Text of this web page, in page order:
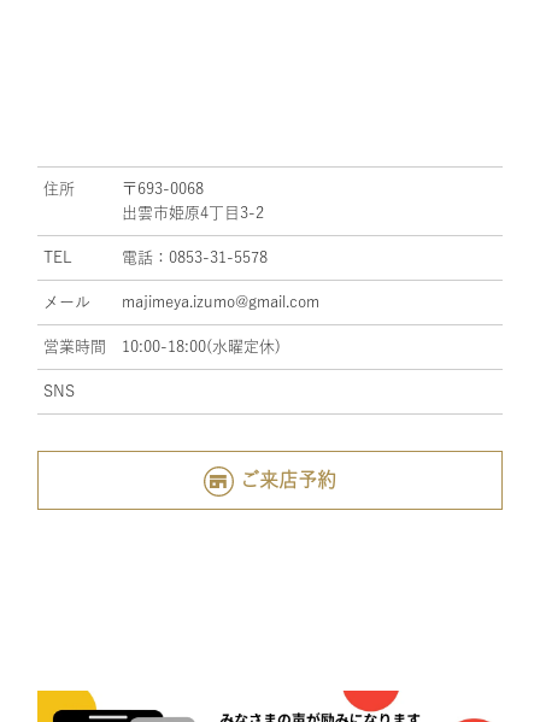
住所
〒693-0068
出雲市姫原4丁目3-2
TEL 電話：0853-31-5578
メール majimeya.izumo@gmail.com
営業時間 10:00-18:00(水曜定休)
SNS
ご来店予約